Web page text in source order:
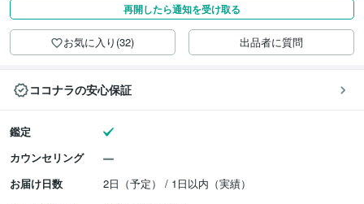
再開したら通知を受け取る
お気に入り(32) 出品者に質問
ココナラの安心保証
鑑定
カウンセリング
お届け日数
2日（予定） / 1日以内（実績）